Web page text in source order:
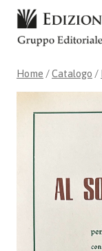
Salta
contenuto
Home /Catalogo /